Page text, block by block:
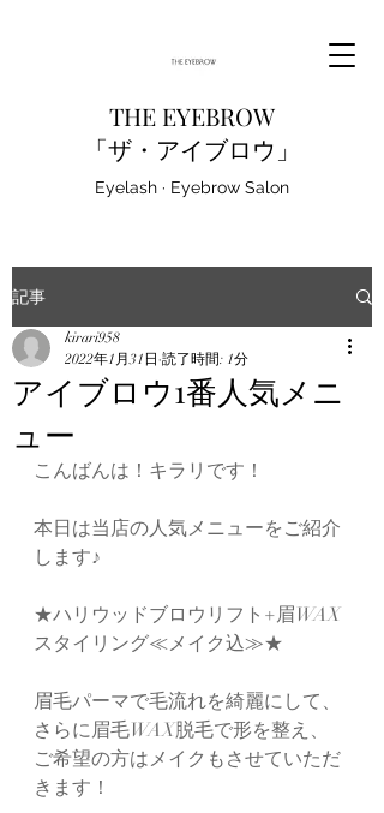
THE EYEBROW
「ザ・アイブロウ」
Eyelash · Eyebrow Salon
記事
アイブロウ1番人気メニ
ュー
kirari958
2022年1月31日 読了時間: 1分
こんばんは！キラリです！
本日は当店の人気メニューをご紹介
します♪
★ハリウッドブロウリフト+眉WAX
スタイリング≪メイク込≫★
眉毛パーマで毛流れを綺麗にして、
さらに眉毛WAX脱毛で形を整え、
ご希望の方はメイクもさせていただ
きます！